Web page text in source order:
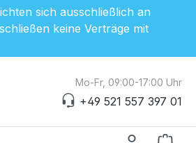
sich ausschließlich an
keine Verträge mit
Mo-Fr, 09:00-17:00 Uhr
+49 521 557 397 01